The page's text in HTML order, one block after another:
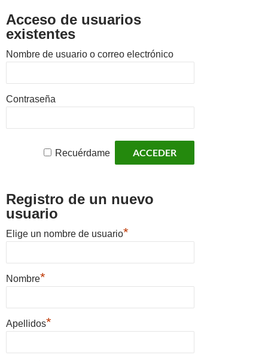
Acceso de usuarios
existentes
Nombre de usuario o correo electrónico
Contraseña
Recuérdame
Registro de un nuevo
usuario
Elige un nombre de usuario*
Nombre*
Apellidos*